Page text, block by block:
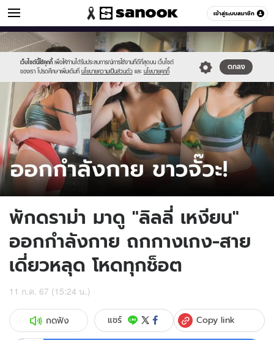
เข้าสู่ระบบสมาชิก
ข่าวบันเทิง หมวดอื่นๆ
เว็บไซต์นี้ใช้คุกกี้ เพื่อให้ท่านได้รับประสบการณ์การใช้งานที่ดีที่สุดบน เว็บไซต์
ของเรา โปรดศึกษาเพิ่มเติมที่ นโยบายความเป็นส่วนตัว และ นโยบายคุกกี้
ตกลง
Sanook
//s.isanook.com/sr/0/images/logo-
new-
sanook.png
600
60
//s.isanook.com/ns/0/ud/1896/9482542/sanook_thumbnail_2023(1).jpg
พักดราม่า มาดู "ลิลลี่ เหงียน"
ออกกำลังกาย ถกกางเกง-สาย
เดี่ยวหลุด โหดทุกช็อต
11 ก.ค. 67 (15:24 น.)
กดฟัง แชร์ Copy link